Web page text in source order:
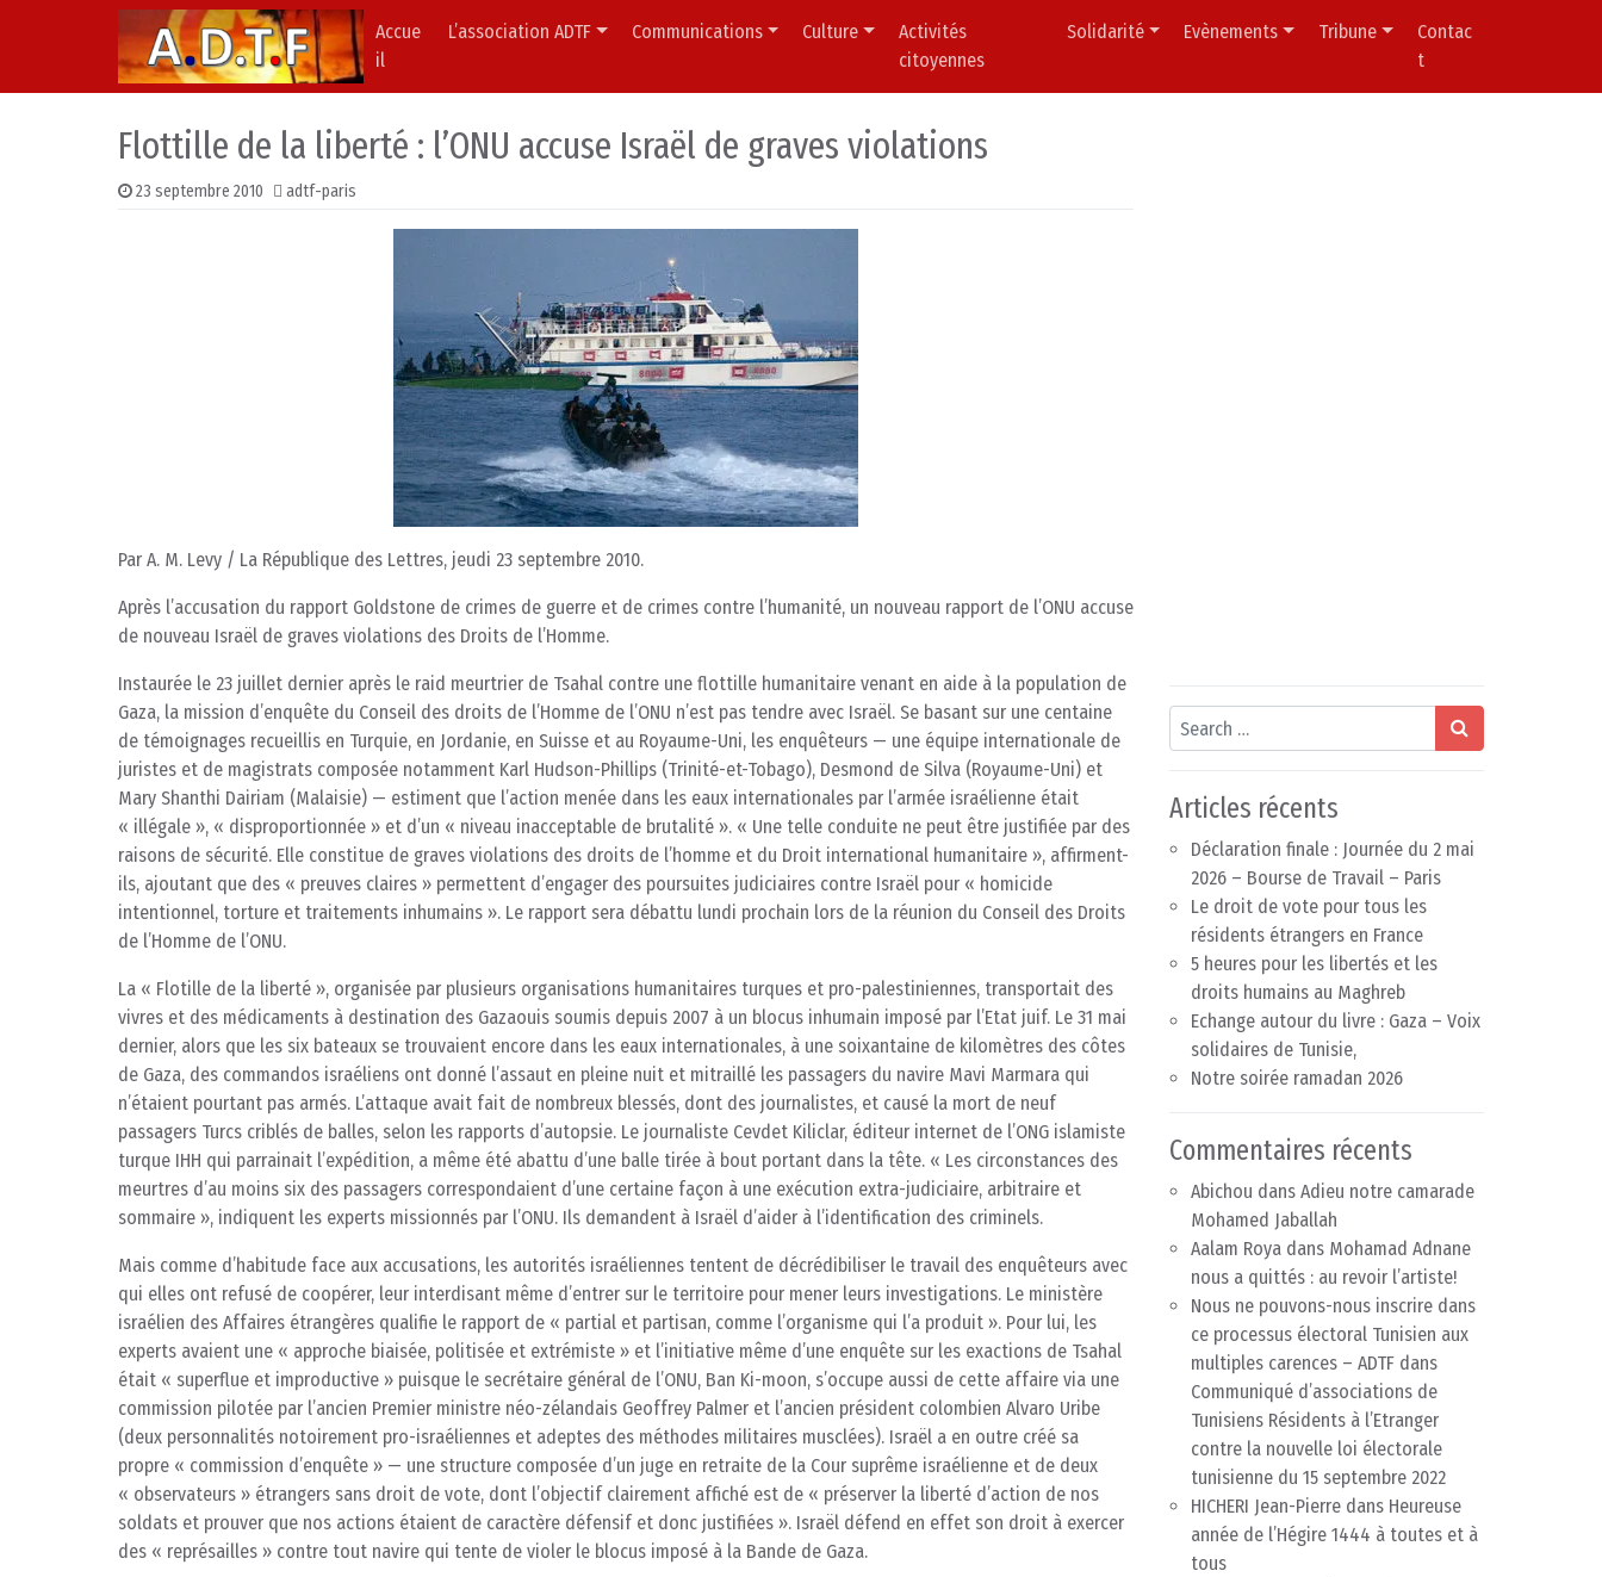
Skip to content
Main Navigation
Accue
il
L’association ADTF Communications Culture
Activités
citoyennes
Solidarité Evènements Tribune
Contac
t
Flottille de la liberté : l’ONU accuse Israël de graves violations
23 septembre 2010 adtf-paris
Par A. M. Levy / La République des Lettres, jeudi 23 septembre 2010.
Après l’accusation du rapport Goldstone de crimes de guerre et de crimes contre l’humanité, un nouveau rapport de l’ONU accuse
de nouveau Israël de graves violations des Droits de l’Homme.
Instaurée le 23 juillet dernier après le raid meurtrier de Tsahal contre une flottille humanitaire venant en aide à la population de
Gaza, la mission d’enquête du Conseil des droits de l’Homme de l’ONU n’est pas tendre avec Israël. Se basant sur une centaine
de témoignages recueillis en Turquie, en Jordanie, en Suisse et au Royaume-Uni, les enquêteurs — une équipe internationale de
juristes et de magistrats composée notamment Karl Hudson-Phillips (Trinité-et-Tobago), Desmond de Silva (Royaume-Uni) et
Mary Shanthi Dairiam (Malaisie) — estiment que l’action menée dans les eaux internationales par l’armée israélienne était
« illégale », « disproportionnée » et d’un « niveau inacceptable de brutalité ». « Une telle conduite ne peut être justifiée par des
raisons de sécurité. Elle constitue de graves violations des droits de l’homme et du Droit international humanitaire », affirment-
ils, ajoutant que des « preuves claires » permettent d’engager des poursuites judiciaires contre Israël pour « homicide
intentionnel, torture et traitements inhumains ». Le rapport sera débattu lundi prochain lors de la réunion du Conseil des Droits
de l’Homme de l’ONU.
La « Flotille de la liberté », organisée par plusieurs organisations humanitaires turques et pro-palestiniennes, transportait des
vivres et des médicaments à destination des Gazaouis soumis depuis 2007 à un blocus inhumain imposé par l’Etat juif. Le 31 mai
dernier, alors que les six bateaux se trouvaient encore dans les eaux internationales, à une soixantaine de kilomètres des côtes
de Gaza, des commandos israéliens ont donné l’assaut en pleine nuit et mitraillé les passagers du navire Mavi Marmara qui
n’étaient pourtant pas armés. L’attaque avait fait de nombreux blessés, dont des journalistes, et causé la mort de neuf
passagers Turcs criblés de balles, selon les rapports d’autopsie. Le journaliste Cevdet Kiliclar, éditeur internet de l’ONG islamiste
turque IHH qui parrainait l’expédition, a même été abattu d’une balle tirée à bout portant dans la tête. « Les circonstances des
meurtres d’au moins six des passagers correspondaient d’une certaine façon à une exécution extra-judiciaire, arbitraire et
sommaire », indiquent les experts missionnés par l’ONU. Ils demandent à Israël d’aider à l’identification des criminels.
Mais comme d’habitude face aux accusations, les autorités israéliennes tentent de décrédibiliser le travail des enquêteurs avec
qui elles ont refusé de coopérer, leur interdisant même d’entrer sur le territoire pour mener leurs investigations. Le ministère
israélien des Affaires étrangères qualifie le rapport de « partial et partisan, comme l’organisme qui l’a produit ». Pour lui, les
experts avaient une « approche biaisée, politisée et extrémiste » et l’initiative même d’une enquête sur les exactions de Tsahal
était « superflue et improductive » puisque le secrétaire général de l’ONU, Ban Ki-moon, s’occupe aussi de cette affaire via une
commission pilotée par l’ancien Premier ministre néo-zélandais Geoffrey Palmer et l’ancien président colombien Alvaro Uribe
(deux personnalités notoirement pro-israéliennes et adeptes des méthodes militaires musclées). Israël a en outre créé sa
propre « commission d’enquête » — une structure composée d’un juge en retraite de la Cour suprême israélienne et de deux
« observateurs » étrangers sans droit de vote, dont l’objectif clairement affiché est de « préserver la liberté d’action de nos
soldats et prouver que nos actions étaient de caractère défensif et donc justifiées ». Israël défend en effet son droit à exercer
des « représailles » contre tout navire qui tente de violer le blocus imposé à la Bande de Gaza.
Search
Articles récents
Déclaration finale : Journée du 2 mai
2026 – Bourse de Travail – Paris
Le droit de vote pour tous les
résidents étrangers en France
5 heures pour les libertés et les
droits humains au Maghreb
Echange autour du livre : Gaza – Voix
solidaires de Tunisie,
Notre soirée ramadan 2026
Commentaires récents
Abichou dans Adieu notre camarade
Mohamed Jaballah
Aalam Roya dans Mohamad Adnane
nous a quittés : au revoir l’artiste!
Nous ne pouvons-nous inscrire dans
ce processus électoral Tunisien aux
multiples carences – ADTF dans
Communiqué d’associations de
Tunisiens Résidents à l’Etranger
contre la nouvelle loi électorale
tunisienne du 15 septembre 2022
HICHERI Jean-Pierre dans Heureuse
année de l’Hégire 1444 à toutes et à
tous